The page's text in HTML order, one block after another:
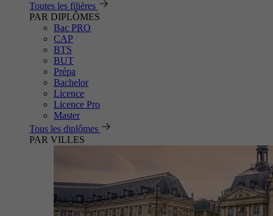
Toutes les filières
PAR DIPLÔMES
Bac PRO
CAP
BTS
BUT
Prépa
Bachelor
Licence
Licence Pro
Master
Tous les diplômes
PAR VILLES